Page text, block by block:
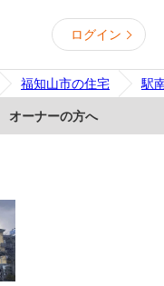
ログイン
福知山市の住宅 駅
オーナーの方へ